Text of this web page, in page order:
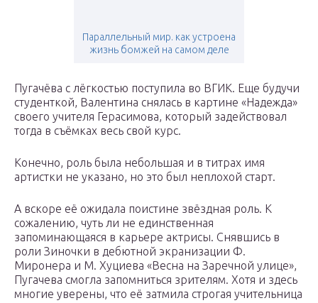
Параллельный мир. как устроена
жизнь бомжей на самом деле
Пугачёва с лёгкостью поступила во ВГИК. Еще будучи
студенткой, Валентина снялась в картине «Надежда»
своего учителя Герасимова, который задействовал
тогда в съёмках весь свой курс.
Конечно, роль была небольшая и в титрах имя
артистки не указано, но это был неплохой старт.
А вскоре её ожидала поистине звёздная роль. К
сожалению, чуть ли не единственная
запоминающаяся в карьере актрисы. Снявшись в
роли Зиночки в дебютной экранизации Ф.
Миронера и М. Хуциева «Весна на Заречной улице»,
Пугачева смогла запомниться зрителям. Хотя и здесь
многие уверены, что её затмила строгая учительница